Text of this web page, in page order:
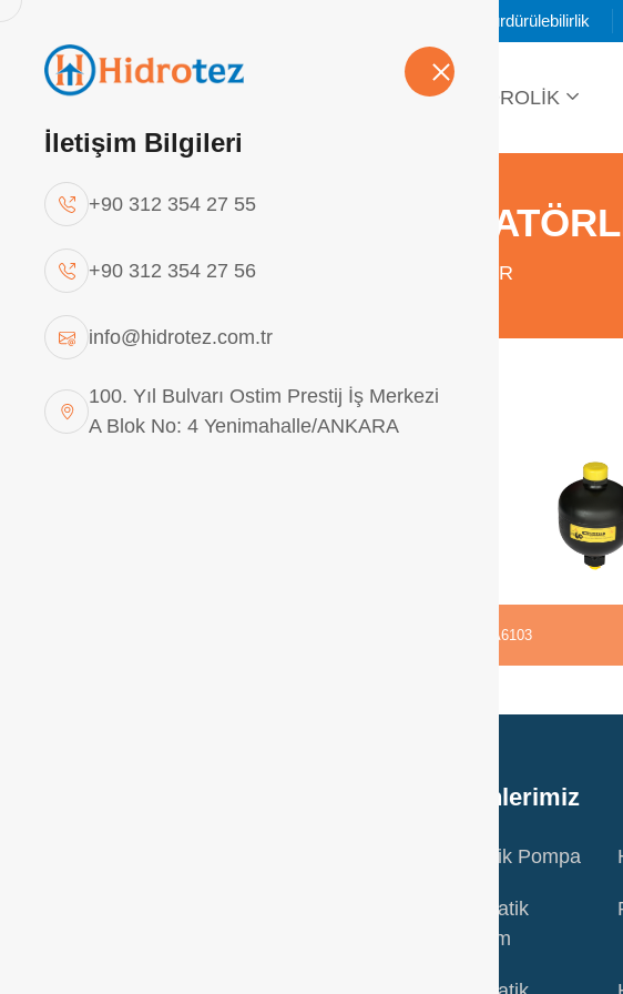
Sürdürülebilirlik
HİDROLİK
İletişim Bilgileri
+90 312 354 27 55
+90 312 354 27 56
info@hidrotez.com.tr
100. Yıl Bulvarı Ostim Prestij İş Merkezi
A Blok No: 4 Yenimahalle/ANKARA
HİDROLİK
ANA SAYFAHİDROLİK AKÜMÜLATÖRLER
178A6103
Ürünlerimiz
Hidrolik Pompa
Pnömatik
Hortum